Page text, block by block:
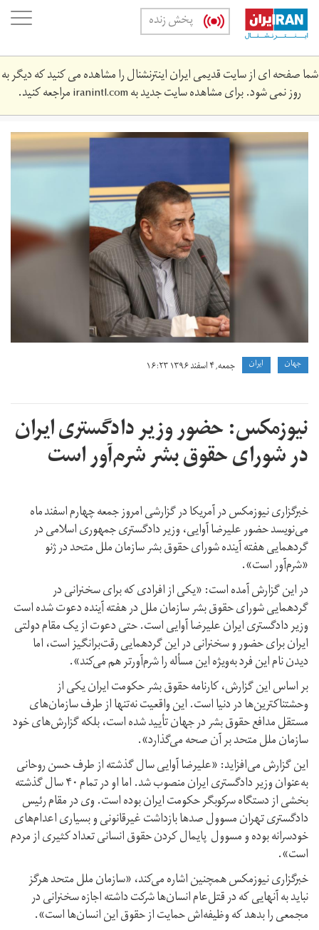
Skip
main
content
پخش زنده
شما صفحه ای از سایت قدیمی ایران اینترنشنال را مشاهده می کنید که دیگر به
روز نمی شود. برای مشاهده سایت جدید بهiranintl.comمراجعه کنید.
33.jpg
جهان ايران جمعه, ۴ اسفند ۱۳۹۶ ۱۶:۲۳
نیوزمکس: حضور وزیر دادگستری ایران
در شورای حقوق بشر شرم‌آور است
خبرگزاری نیوزمکس در آمریکا در گزارشی امروز جمعه چهارم اسفند ماه
می‌نویسد حضور علیرضا آوایی، وزیر دادگستری جمهوری اسلامی در
گردهمایی هفته آینده شورای حقوق بشر سازمان ملل متحد در ژنو
«شرم‌آور است».
در این گزارش آمده است: «یکی از افرادی که برای سخنرانی در
گردهمایی شورای حقوق بشر سازمان ملل در هفته آینده دعوت شده است
وزیر دادگستری ایران علیرضا آوایی است. حتی دعوت از یک مقام دولتی
ایران برای حضور و سخنرانی در این گردهمایی رقت‌برانگیز است، اما
دیدن نام این فرد به‌ویژه این مسأله را شرم‌آورتر هم می‌کند».
بر اساس این گزارش،‌ کارنامه حقوق بشر حکومت ایران یکی از
وحشتناکترین‌ها در دنیا است. این واقعیت نه‌تنها از طرف سازمان‌های
مستقل مدافع حقوق بشر در جهان تأیید شده است، بلکه گزارش‌های خود
سازمان ملل متحد بر آن صحه می‌گذارد».
این گزارش می‌افزاید: «علیرضا آوایی سال گذشته از طرف حسن روحانی
به‌عنوان وزیر دادگستری ایران منصوب شد. اما او در تمام ۴۰ سال گذشته
بخشی از دستگاه سرکوبگر حکومت ایران بوده است. وی در مقام رئیس
دادگستری تهران مسوول صدها بازداشت‌ غیرقانونی و بسیاری اعدام‌های
خودسرانه بوده و مسوول پایمال کردن حقوق انسانی تعداد کثیری از مردم
است».
خبرگزاری نیوزمکس همچنین اشاره می‌کند، «سازمان ملل متحد هرگز
نباید به آنهایی که در قتل‌عام انسان‌ها شرکت داشته اجازه سخنرانی در
مجمعی را بدهد که وظیفه‌اش حمایت از حقوق این انسان‌ها است».